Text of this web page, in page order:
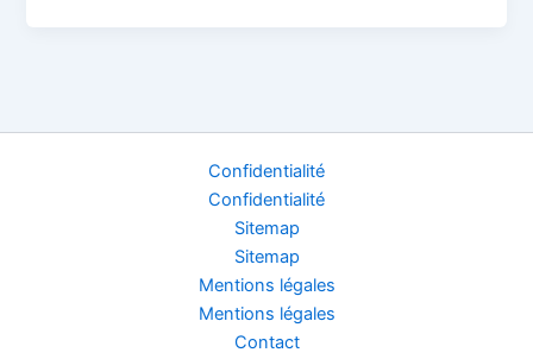
Confidentialité
Confidentialité
Sitemap
Sitemap
Mentions légales
Mentions légales
Contact